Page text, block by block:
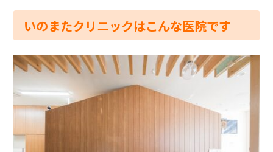
いのまたクリニックはこんな医院です